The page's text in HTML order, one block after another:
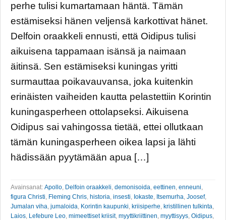
perhe tulisi kumartamaan häntä. Tämän
estämiseksi hänen veljensä karkottivat hänet.
Delfoin oraakkeli ennusti, että Oidipus tulisi
aikuisena tappamaan isänsä ja naimaan
äitinsä. Sen estämiseksi kuningas yritti
surmauttaa poikavauvansa, joka kuitenkin
erinäisten vaiheiden kautta pelastettiin Korintin
kuningasperheen ottolapseksi. Aikuisena
Oidipus sai vahingossa tietää, ettei ollutkaan
tämän kuningasperheen oikea lapsi ja lähti
hädissään pyytämään apua […]
Avainsanat: Apollo Delfoin oraakkeli demonisoida eettinen enneuni
figura Christi Fleming Chris historia insesti Iokaste Itsemurha Joosef,
Jumalan viha jumaloida Korintin kaupunki kriisiperhe kristillinen tulkinta
Laios Lefebure Leo mimeettiset kriisit, myyttikriittinen myyttisyys Oidipus